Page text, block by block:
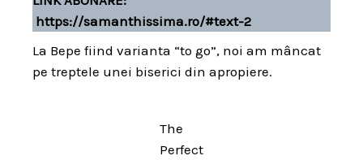
https://samanthissima.ro/#text-2
La Bepe fiind varianta “to go”, noi am mâncat
pe treptele unei biserici din apropiere.
The
Perfect